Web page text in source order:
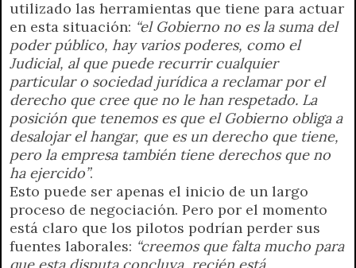
utilizado las herramientas que tiene para actuar
en esta situación: “el Gobierno no es la suma del
poder público, hay varios poderes, como el
Judicial, al que puede recurrir cualquier
particular o sociedad jurídica a reclamar por el
derecho que cree que no le han respetado. La
posición que tenemos es que el Gobierno obliga a
desalojar el hangar, que es un derecho que tiene,
pero la empresa también tiene derechos que no
ha ejercido”.
Esto puede ser apenas el inicio de un largo
proceso de negociación. Pero por el momento
está claro que los pilotos podrían perder sus
fuentes laborales: “creemos que falta mucho para
que esta disputa concluya, recién está